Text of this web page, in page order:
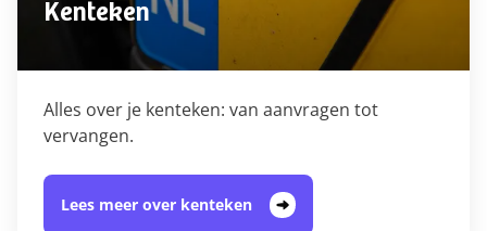
Kenteken
Alles over je kenteken: van aanvragen tot
vervangen.
Lees meer over kenteken